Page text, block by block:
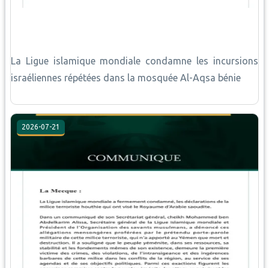
La Ligue islamique mondiale condamne les incursions
israéliennes répétées dans la mosquée Al-Aqsa bénie
2026-07-21